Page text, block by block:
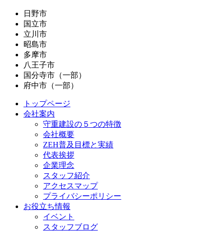
日野市
国立市
立川市
昭島市
多摩市
八王子市
国分寺市（一部）
府中市（一部）
トップページ
会社案内
守重建設の５つの特徴
会社概要
ZEH普及目標と実績
代表挨拶
企業理念
スタッフ紹介
アクセスマップ
プライバシーポリシー
お役立ち情報
イベント
スタッフブログ